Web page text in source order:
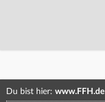
Du bist hier: www.FFH.de